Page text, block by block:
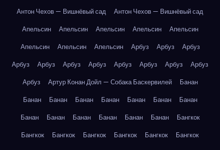
Антон Чехов — Вишнёвый сад
Антон Чехов — Вишнёвый сад
Апельсин
Апельсин Апельсин Апельсин
Апельсин
Апельсин
Апельсин Апельсин Арбуз Арбуз
Арбуз
Арбуз
Арбуз Арбуз Арбуз Арбуз Арбуз Арбуз
Арбуз
Арбуз
Артур Конан Дойл — Собака Баскервилей
Банан
Банан
Банан Банан Банан Банан Банан
Банан
Банан
Банан Банан Банан Банан Банан
Бангкок
Бангкок
Бангкок Бангкок Бангкок Бангкок
Бангкок